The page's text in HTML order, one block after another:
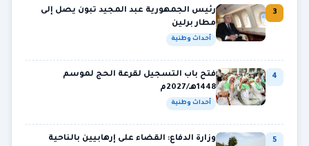
3
رئيس الجمهورية عبد المجيد تبون يصل إلى
مطار برلين
أحداث وطنية
4
فتح باب التسجيل لقرعة الحج لموسم
1448هـ/2027م
أحداث وطنية
5
وزارة الدفاع: القضاء على إرهابيين بالناحية